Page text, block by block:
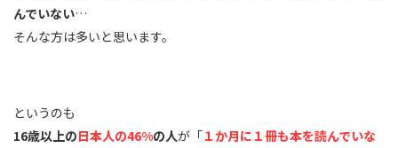
んでいない…
そんな方は多いと思います。
というのも
16歳以上の日本人の46%の人が「１か月に１冊も本を読んでいな